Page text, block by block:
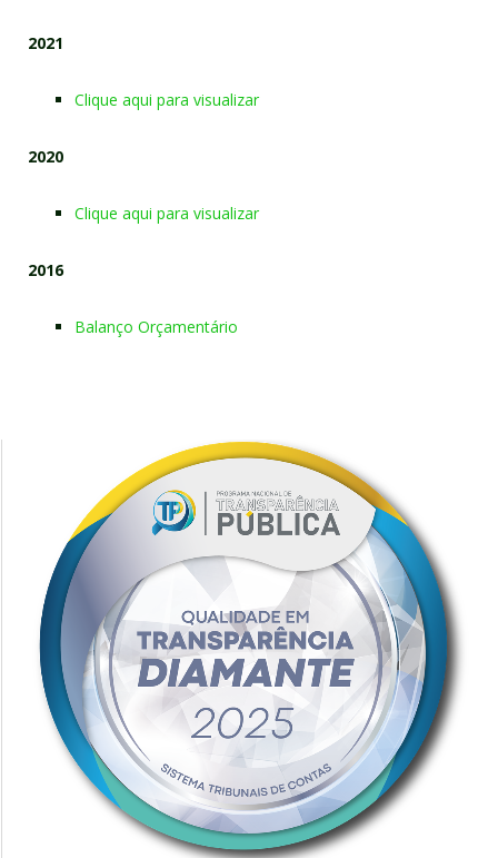
2021
Clique aqui para visualizar
2020
Clique aqui para visualizar
2016
Balanço Orçamentário